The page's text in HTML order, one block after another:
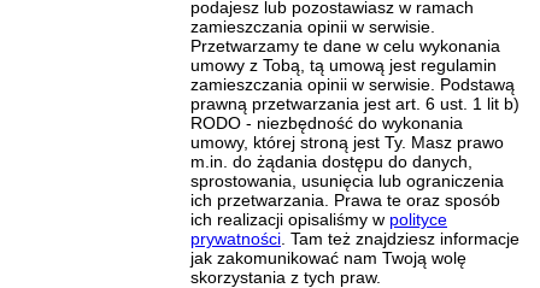
podajesz lub pozostawiasz w ramach
zamieszczania opinii w serwisie.
Przetwarzamy te dane w celu wykonania
umowy z Tobą, tą umową jest regulamin
zamieszczania opinii w serwisie. Podstawą
prawną przetwarzania jest art. 6 ust. 1 lit b)
RODO - niezbędność do wykonania
umowy, której stroną jest Ty. Masz prawo
m.in. do żądania dostępu do danych,
sprostowania, usunięcia lub ograniczenia
ich przetwarzania. Prawa te oraz sposób
ich realizacji opisaliśmy w polityce
prywatności . Tam też znajdziesz informacje
jak zakomunikować nam Twoją wolę
skorzystania z tych praw.